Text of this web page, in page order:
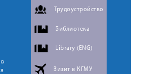
Трудоустройство
Библиотека
Library (ENG)
Визит в КГМУ